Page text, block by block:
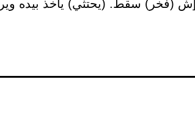
[ش (فخر) سقط. (يحتثي) يأخذ بيده